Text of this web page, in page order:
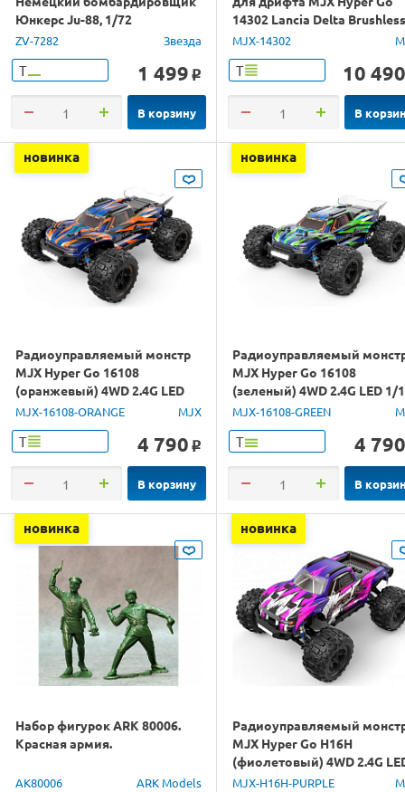
Юнкерс Ju-88, 1/72
ZV-7282 Звезда
Т 1 499 o
В корзину
14302 Lancia Delta Brushless
4WD 2.4G LED 1/14 RTR
MJX-14302
Т 10 490
В
новинка
Радиоуправляемый монстр
MJX Hyper Go 16108
(оранжевый) 4WD 2.4G LED
1/16 RTR
MJX-16108-ORANGE MJX
Т 4 790 o
В корзину
новинка
Радиоуправляемый
MJX Hyper Go 16108
(зеленый) 4WD 2.4G LED 1/
RTR
MJX-16108-GREEN
Т 4 790
В
новинка
Набор фигурок ARK 80006.
Красная армия.
AK80006 ARK Models
новинка
Радиоуправляемый
MJX Hyper Go H16H
(фиолетовый) 4WD 2.4G
GPS 1/16 RTR
MJX-H16H-PURPLE